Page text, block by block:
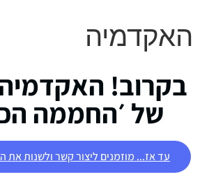
האקדמיה
בקרוב!
של ׳החממה
עד אז... מוזמנים ליצור קשר ולשנות את